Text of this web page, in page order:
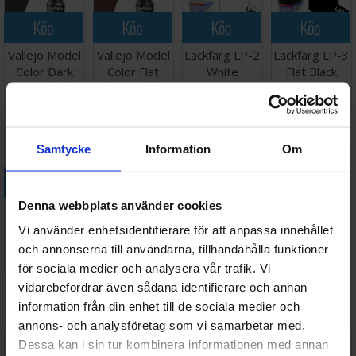
Samtycke Information Om
Denna webbplats använder cookies
Vi använder enhetsidentifierare för att anpassa innehållet
och annonserna till användarna, tillhandahålla funktioner
för sociala medier och analysera vår trafik. Vi
vidarebefordrar även sådana identifierare och annan
information från din enhet till de sociala medier och
annons- och analysföretag som vi samarbetar med.
Dessa kan i sin tur kombinera informationen med annan
Köp
Vallejo Model
Color Dark
Blue Grey
Köp
Vallejo Model
Color Flat
Brown 17ml
Köp
Lackfärg LP-2
White
1
Köp
Lackfärg LP-3
Flat Black
Matt
59 SEK I lager:
Lackfärg LP-
11 Silver
59 SEK
Vallejo Model
Color
Refractive
Green
45 SEK
Vallejo Model
Color Khaki
45 SEK
Vi rekommenderar också